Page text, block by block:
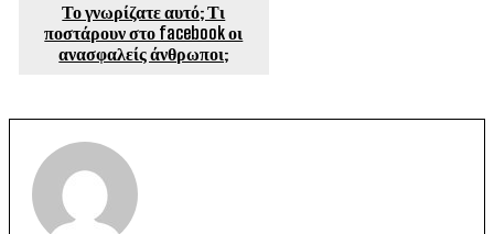
Το γνωρίζατε αυτό; Τι
ποστάρουν στο facebook οι
ανασφαλείς άνθρωποι;